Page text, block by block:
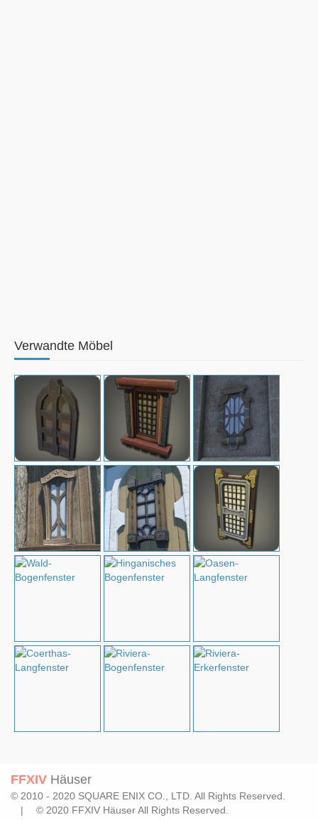
Verwandte Möbel
FFXIV Häuser
© 2010 - 2020 SQUARE ENIX CO., LTD. All Rights Reserved.
| © 2020 FFXIV Häuser All Rights Reserved.